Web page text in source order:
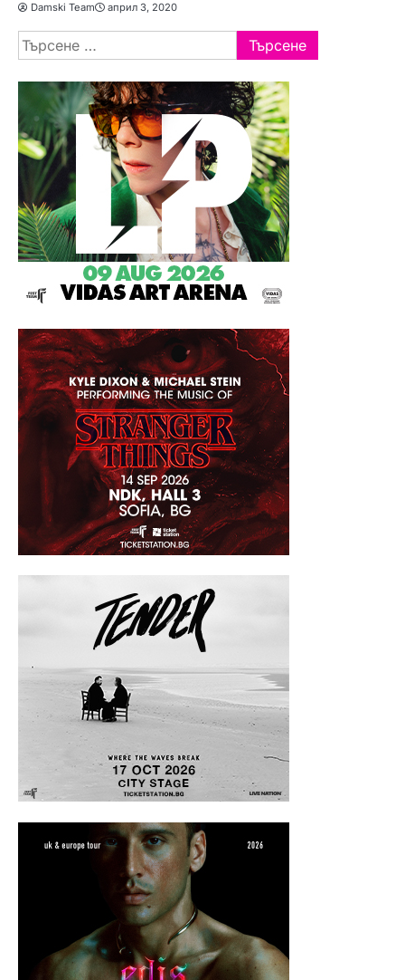
Damski Team април 3, 2020
Търсене
за: